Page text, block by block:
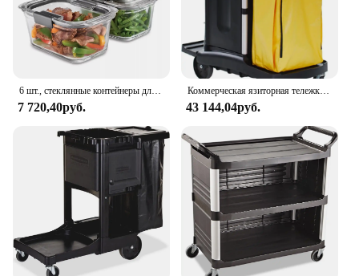
6 шт., стеклянные контейнеры для хранения пищевых продуктов Rubbermaid, пищевые контейнеры с крышками на 4,7 чашек
7 720,40руб.
Коммерческая язиторная тележка для домашнего хозяйства с высоким уровнем безопасности Rubbermaid с колесами, желтая виниловая сумка, запирающимся капюшоном и шкафами для Co
43 144,04руб.